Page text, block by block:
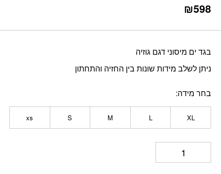
₪598
בגד ים מיסוני דגם גוזיה
ניתן לשלב מידות שונות בין החזיה והתחתון
בחר מידה
XL
L
M
S
xs